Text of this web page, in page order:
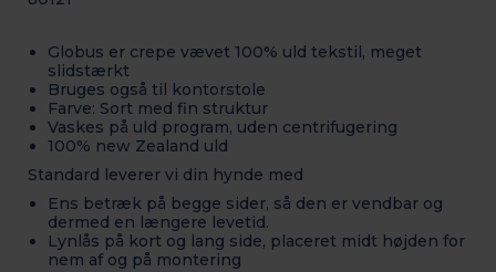
Globus er crepe vævet 100% uld tekstil, meget
slidstærkt
Bruges også til kontorstole
Farve: Sort med fin struktur
Vaskes på uld program, uden centrifugering
100% new Zealand uld
Standard leverer vi din hynde med
Ens betræk på begge sider, så den er vendbar og
dermed en længere levetid.
Lynlås på kort og lang side, placeret midt højden for
nem af og på montering